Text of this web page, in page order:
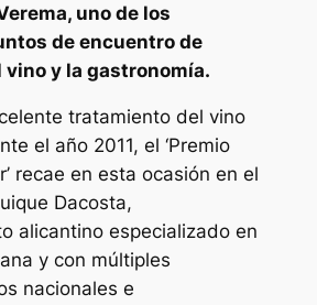
uno de los
de encuentro de
y la gastronomía.
tratamiento del vino
el año 2011, el ‘Premio
recae en esta ocasión en el
Dacosta,
alicantino especializado en
y con múltiples
nacionales e